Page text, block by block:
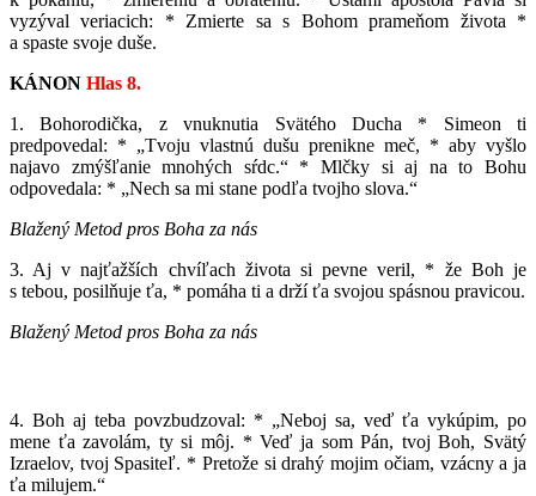
vyzýval veriacich: * Zmierte sa s Bohom prameňom života *
a spaste svoje duše.
KÁNON Hlas 8.
1. Bohorodička, z vnuknutia Svätého Ducha * Simeon ti
predpovedal: * „Tvoju vlastnú dušu prenikne meč, * aby vyšlo
najavo zmýšľanie mnohých sŕdc.“ * Mlčky si aj na to Bohu
odpovedala: * „Nech sa mi stane podľa tvojho slova.“
Blažený Metod pros Boha za nás
3. Aj v najťažších chvíľach života si pevne veril, * že Boh je
s tebou, posilňuje ťa, * pomáha ti a drží ťa svojou spásnou pravicou.
Blažený Metod pros Boha za nás
4. Boh aj teba povzbudzoval: * „Neboj sa, veď ťa vykúpim, po
mene ťa zavolám, ty si môj. * Veď ja som Pán, tvoj Boh, Svätý
Izraelov, tvoj Spasiteľ. * Pretože si drahý mojim očiam, vzácny a ja
ťa milujem.“